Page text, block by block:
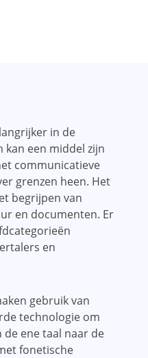
in de
kan een middel zijn
communicatieve
grenzen heen. Het
begrijpen van
en documenten. Er
en
gebruik van
technologie om
ene taal naar de
fonetische